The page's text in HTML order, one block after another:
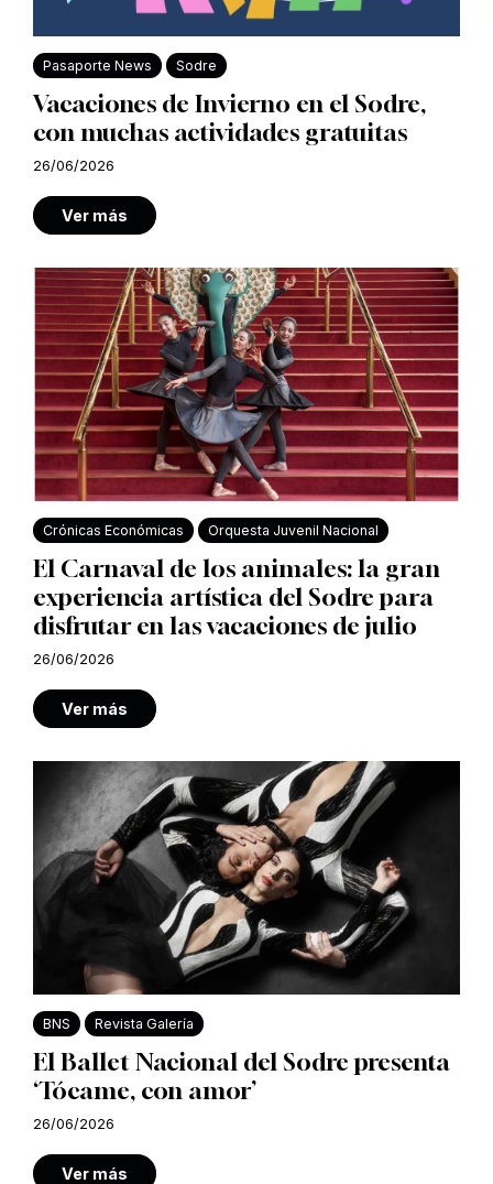
Pasaporte News Sodre
Vacaciones de Invierno en el Sodre,
con muchas actividades gratuitas
26/06/2026
Ver más
Crónicas Económicas Orquesta Juvenil Nacional
El Carnaval de los animales: la gran
experiencia artística del Sodre para
disfrutar en las vacaciones de julio
26/06/2026
Ver más
BNS Revista Galería
El Ballet Nacional del Sodre presenta
‘Tócame, con amor’
26/06/2026
Ver más